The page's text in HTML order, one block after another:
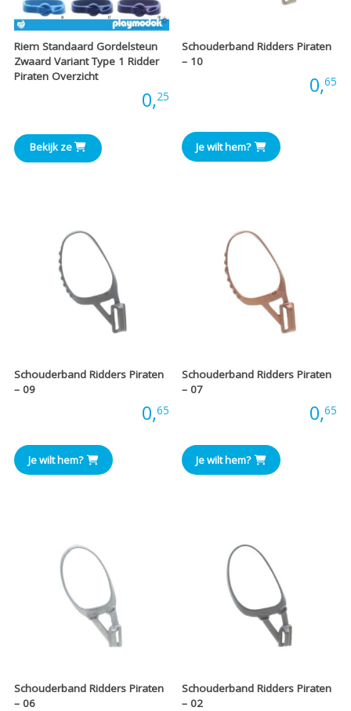
Riem Standaard Gordelsteun
Zwaard Variant Type 1 Ridder
Piraten Overzicht
0,25
Bekijk ze
Schouderband Ridders Piraten
– 10
0,65
Je wilt hem?
Schouderband Ridders Piraten
– 09
0,65
Je wilt hem?
Schouderband Ridders Piraten
– 07
0,65
Je wilt hem?
Schouderband Ridders Piraten
– 06
Schouderband Ridders Piraten
– 02